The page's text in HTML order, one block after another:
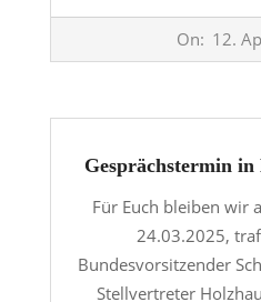
On: 12.
Gesprächstermin in
Für Euch bleiben wir
24.03.2025,
Bundesvorsitzender
Stellvertreter